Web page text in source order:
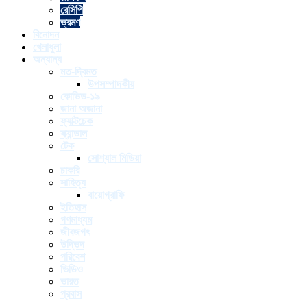
রেসিপি
ভ্রমণ
বিনোদন
খেলাধুলা
অন্যান্য
মত-দ্বিমত
উপসম্পাদকীয়
কোভিড-১৯
জানা অজানা
ফ্যাক্টচেক
স্ক্যান্ডাল
টেক
সোশ্যাল মিডিয়া
চাকরি
সাহিত্য
বায়োগ্রাফি
ইতিহাস
গণমাধ্যম
জীবজগৎ
উদ্ভিদ
পরিবেশ
ভিডিও
ভারত
প্রবাস